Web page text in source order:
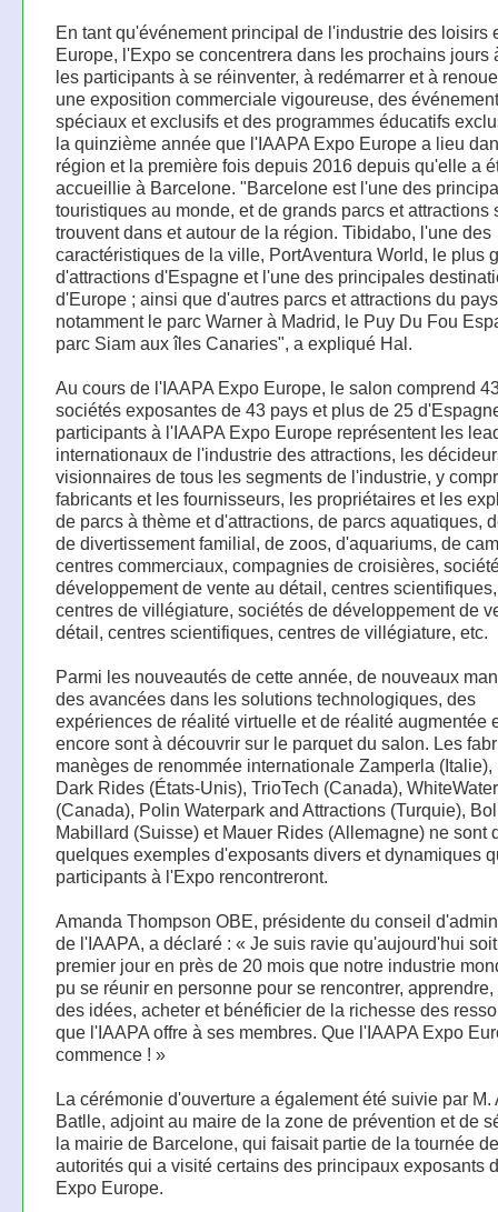
En tant qu'événement principal de l'industrie des loisirs
Europe, l'Expo se concentrera dans les prochains jours
les participants à se réinventer, à redémarrer et à
une exposition commerciale vigoureuse, des
spéciaux et exclusifs et des programmes éducatifs
la quinzième année que l'IAAPA Expo Europe a lieu
région et la première fois depuis 2016 depuis qu'elle a
accueillie à Barcelone. "Barcelone est l'une des
touristiques au monde, et de grands parcs et attractions
trouvent dans et autour de la région. Tibidabo, l'une des
caractéristiques de la ville, PortAventura World, le plus
d'attractions d'Espagne et l'une des principales
d'Europe ; ainsi que d'autres parcs et attractions du
notamment le parc Warner à Madrid, le Puy Du Fou
parc Siam aux îles Canaries", a expliqué Hal.
Au cours de l'IAAPA Expo Europe, le salon comprend
sociétés exposantes de 43 pays et plus de 25
participants à l'IAAPA Expo Europe représentent les
internationaux de l'industrie des attractions, les
visionnaires de tous les segments de l'industrie, y
fabricants et les fournisseurs, les propriétaires et les
de parcs à thème et d'attractions, de parcs aquatiques,
de divertissement familial, de zoos, d'aquariums, de
centres commerciaux, compagnies de croisières,
développement de vente au détail, centres
centres de villégiature, sociétés de développement de
détail, centres scientifiques, centres de villégiature, etc.
Parmi les nouveautés de cette année, de nouveaux
des avancées dans les solutions technologiques, des
expériences de réalité virtuelle et de réalité augmentée
encore sont à découvrir sur le parquet du salon. Les
manèges de renommée internationale Zamperla (Italie),
Dark Rides (États-Unis), TrioTech (Canada), WhiteWater
(Canada), Polin Waterpark and Attractions (Turquie),
Mabillard (Suisse) et Mauer Rides (Allemagne) ne sont
quelques exemples d'exposants divers et dynamiques
participants à l'Expo rencontreront.
Amanda Thompson OBE, présidente du conseil
de l'IAAPA, a déclaré : « Je suis ravie qu'aujourd'hui
premier jour en près de 20 mois que notre industrie
pu se réunir en personne pour se rencontrer,
des idées, acheter et bénéficier de la richesse des
que l'IAAPA offre à ses membres. Que l'IAAPA Expo
commence ! »
La cérémonie d'ouverture a également été suivie par M.
Batlle, adjoint au maire de la zone de prévention et de
la mairie de Barcelone, qui faisait partie de la tournée
autorités qui a visité certains des principaux exposants
Expo Europe.